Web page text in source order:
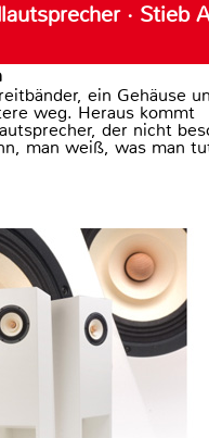
· Stieb
ein Gehäuse
weg. Heraus kommt
der nicht
man weiß, was man